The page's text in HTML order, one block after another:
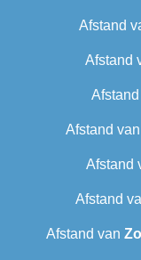
Afstand
Afstand
Afstand van
Afstand
Afstand
Afstand van